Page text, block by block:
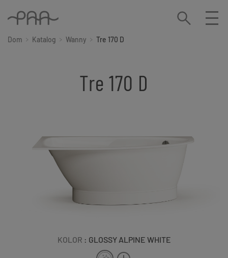
Dom Katalog Wanny Tre 170 D
Tre 170 D
KOLOR : GLOSSY ALPINE WHITE